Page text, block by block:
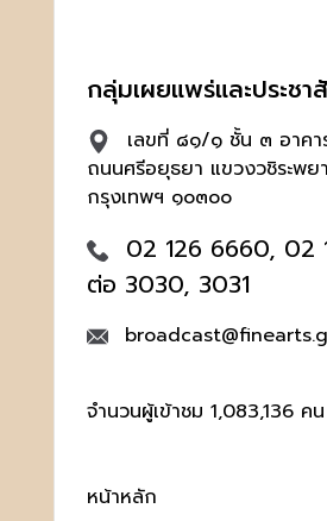
กลุ่มเผยแพร่และประช
เลขที่ ๘๑/๑ ชั้น ๓ อาคา
ถนนศรีอยุธยา แขวงวชิระพ
กรุงเทพฯ ๑๐๓๐๐
02 126 6660, 02
ต่อ 3030, 3031
จำนวนผู้เข้าชม 1,083,136 คน
หน้าหลัก